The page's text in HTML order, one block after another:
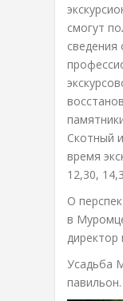
смогут
сведения
Скотный
время
12,30,
О
в
директор
Усадьба